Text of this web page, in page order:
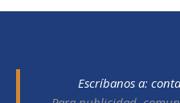
Escríbanos a: